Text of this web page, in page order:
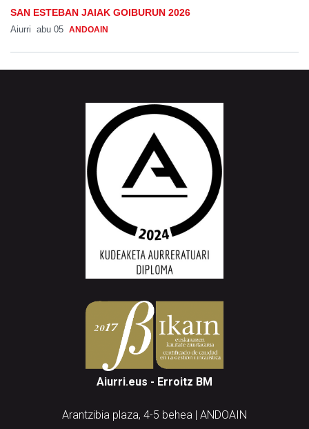
SAN ESTEBAN JAIAK GOIBURUN 2026
Aiurri abu 05 ANDOAIN
Aiurri.eus - Erroitz BM
Arantzibia plaza, 4-5 behea | ANDOAIN